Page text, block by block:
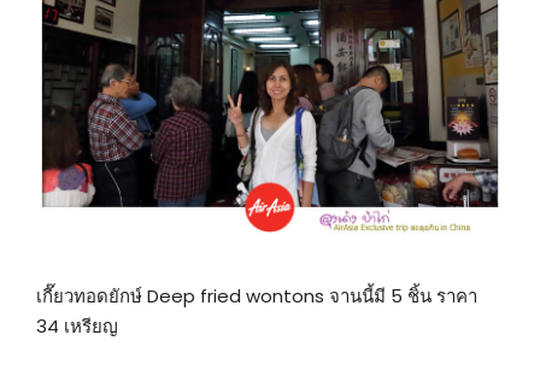
เกี๊ยวทอดยักษ์ Deep fried wontons จานนี้มี 5 ชิ้น ราคา
34 เหรียญ